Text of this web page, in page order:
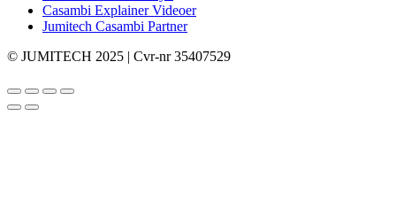
Casambi Explainer Videoer
Jumitech Casambi Partner
© JUMITECH 2025 | Cvr-nr 35407529